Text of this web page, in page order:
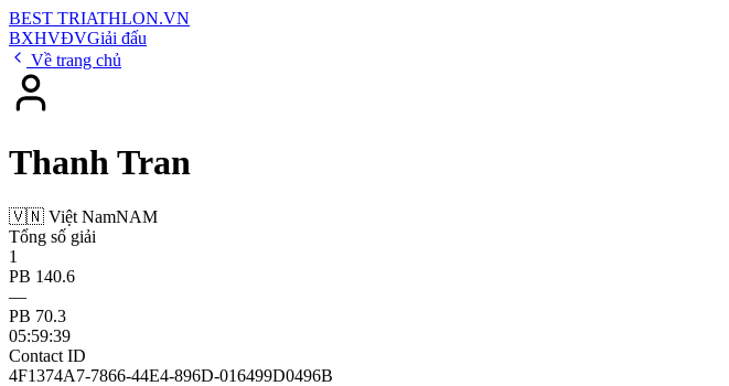
BEST TRIATHLON.VN
BXHVĐVGiải đấu
Về trang chủ
Thanh Tran
🇻🇳 Việt NamNAM
Tổng số giải
1
PB 140.6
—
PB 70.3
05:59:39
Contact ID
4F1374A7-7866-44E4-896D-016499D0496B